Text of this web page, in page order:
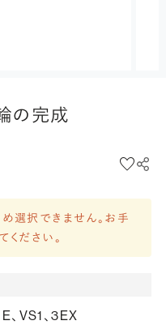
の完成
選択できません。お手
ださい。
E、VS1、3EX